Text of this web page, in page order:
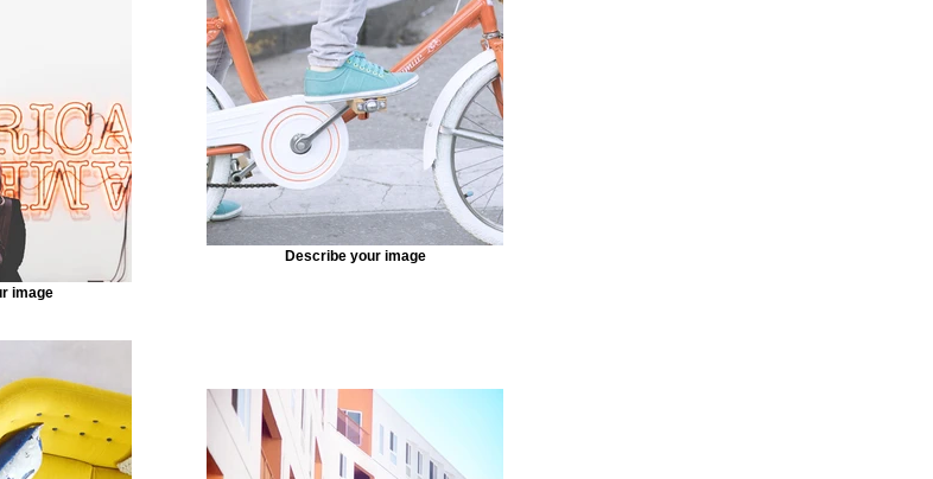
save time by updating your content straight from
the Editor, or mess with your design.
collection, such as rich text, images, videos and more,
also collect and store information from your site visitors
forms and fields. Collaborate on your content
setting custom permissions for every
changes in a collection, so visitors can see your
Preview your site to check that all your elements are
collection fields. Ready to publish? Simply click Publish
your changes will appear live.
image
Describe your image